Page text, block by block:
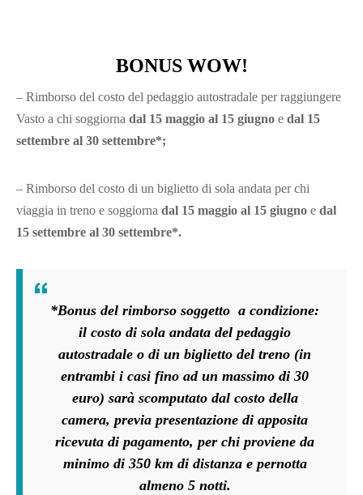
BONUS WOW!
– Rimborso del costo del pedaggio autostradale per raggiungere
Vasto a chi soggiorna dal 15 maggio al 15 giugno e dal 15
settembre al 30 settembre*;
– Rimborso del costo di un biglietto di sola andata per chi
viaggia in treno e soggiorna dal 15 maggio al 15 giugno e dal
15 settembre al 30 settembre*.
*Bonus del rimborso soggetto a condizione:
il costo di sola andata del pedaggio
autostradale o di un biglietto del treno (in
entrambi i casi fino ad un massimo di 30
euro) sarà scomputato dal costo della
camera, previa presentazione di apposita
ricevuta di pagamento, per chi proviene da
minimo di 350 km di distanza e pernotta
almeno 5 notti.